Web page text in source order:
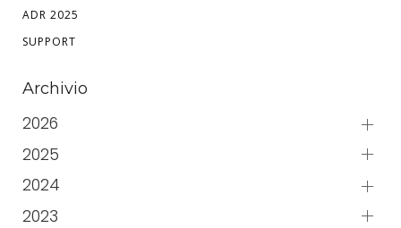
ADR 2025
SUPPORT
Archivio
2026
2025
2024
2023